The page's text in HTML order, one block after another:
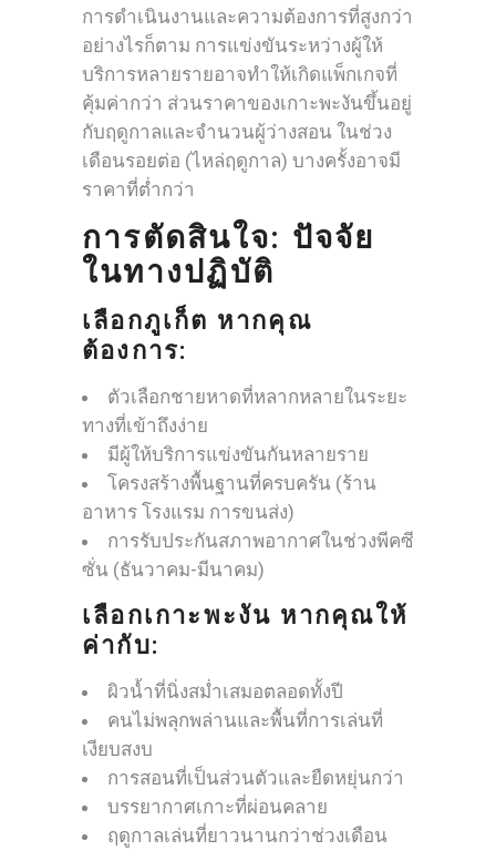
การดำเนินงานและความต้องการที่สูงกว่า
อย่างไรก็ตาม การแข่งขันระหว่างผู้ให้
บริการหลายรายอาจทำให้เกิดแพ็กเกจที่
คุ้มค่ากว่า ส่วนราคาของเกาะพะงันขึ้นอยู่
กับฤดูกาลและจำนวนผู้ว่างสอน ในช่วง
เดือนรอยต่อ (ไหล่ฤดูกาล) บางครั้งอาจมี
ราคาที่ต่ำกว่า
การตัดสินใจ: ปัจจัย
ในทางปฏิบัติ
เลือกภูเก็ต หากคุณ
ต้องการ:
ตัวเลือกชายหาดที่หลากหลายในระยะ
ทางที่เข้าถึงง่าย
มีผู้ให้บริการแข่งขันกันหลายราย
โครงสร้างพื้นฐานที่ครบครัน (ร้าน
อาหาร โรงแรม การขนส่ง)
การรับประกันสภาพอากาศในช่วงพีคซี
ซั่น (ธันวาคม-มีนาคม)
เลือกเกาะพะงัน หากคุณให้
ค่ากับ:
ผิวน้ำที่นิ่งสม่ำเสมอตลอดทั้งปี
คนไม่พลุกพล่านและพื้นที่การเล่นที่
เงียบสงบ
การสอนที่เป็นส่วนตัวและยืดหยุ่นกว่า
บรรยากาศเกาะที่ผ่อนคลาย
ฤดูกาลเล่นที่ยาวนานกว่าช่วงเดือน